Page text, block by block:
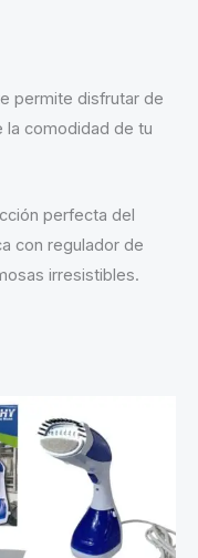
permite disfrutar de
la comodidad de tu
perfecta del
con regulador de
irresistibles.